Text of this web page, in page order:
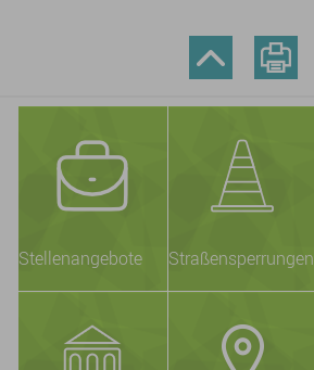
Stellenangebote Straßensperrungen